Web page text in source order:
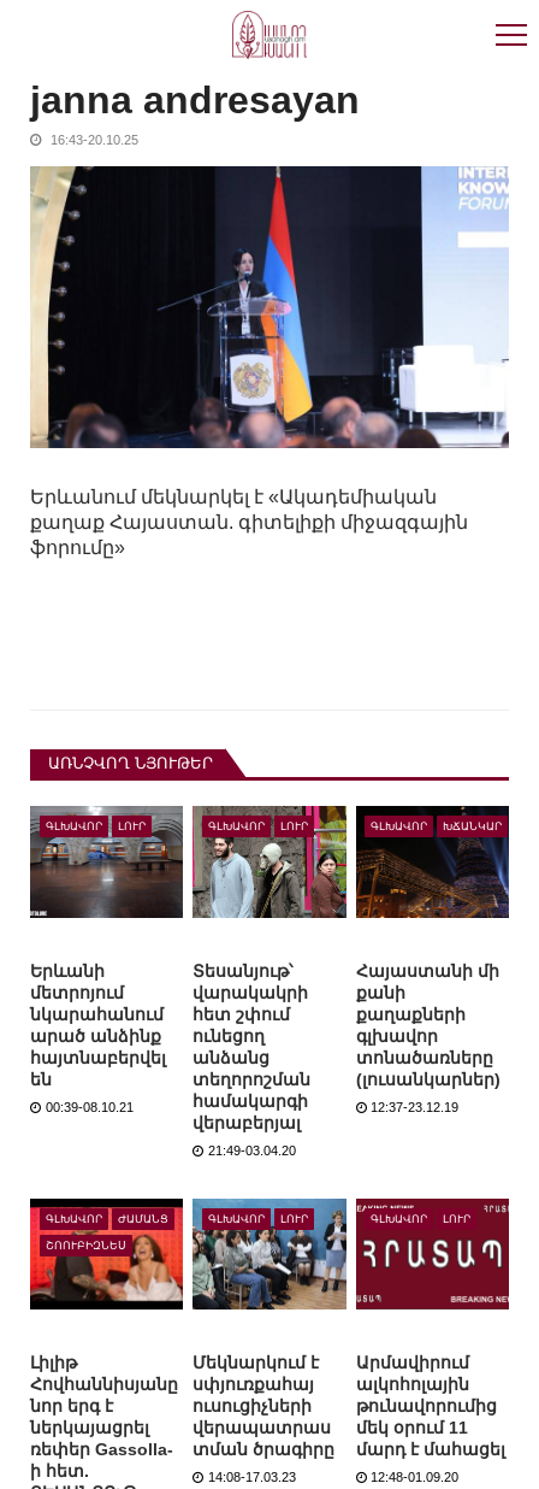
janna andresayan
16:43-20.10.25
Երևանում մեկնարկել է «Ակադեմիական
քաղաք Հայաստան. գիտելիքի միջազգային
ֆորումը»
ԱՌՆՉՎՈՂ ՆՅՈՒԹԵՐ
ԳԼԽԱՎՈՐ ԼՈՒՐ
Երևանի
մետրոյում
նկարահանում
արած անձինք
հայտնաբերվել
են
00:39-08.10.21
ԳԼԽԱՎՈՐ ԼՈՒՐ
Տեսանյութ՝
վարակակրի
հետ շփում
ունեցող
անձանց
տեղորոշման
համակարգի
վերաբերյալ
21:49-03.04.20
ԳԼԽԱՎՈՐ ԽՃԱՆԿԱՐ
Հայաստանի մի
քանի
քաղաքների
գլխավոր
տոնածառները
(լուսանկարներ)
12:37-23.12.19
ԳԼԽԱՎՈՐ ԺԱՄԱՆՑ
ՇՈՈՒԲԻԶՆԵՍ
Լիլիթ
Հովհաննիսյանը
նոր երգ է
ներկայացրել
ռեփեր Gassolla-
ի հետ.
ԳԼԽԱՎՈՐ ԼՈՒՐ
Մեկնարկում է
սփյուռքահայ
ուսուցիչների
վերապատրաս
տման ծրագիրը
14:08-17.03.23
ԳԼԽԱՎՈՐ ԼՈՒՐ
Արմավիրում
ալկոհոլային
թունավորումից
մեկ օրում 11
մարդ է մահացել
12:48-01.09.20